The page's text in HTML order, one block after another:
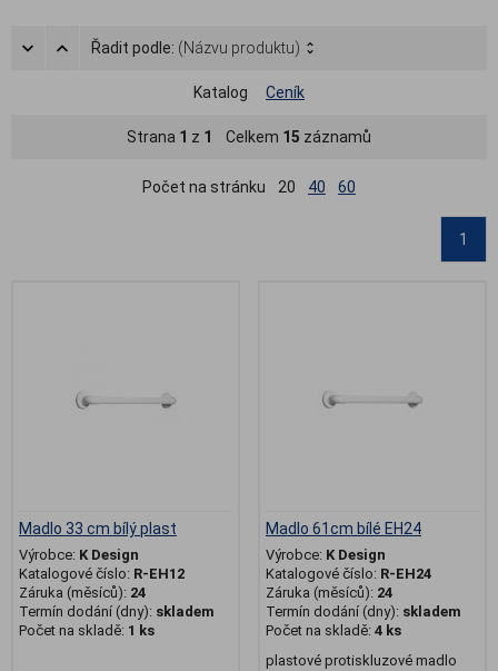
V naší nabídcezdravotních pomůcek do koupelny
jednoduchých plastových madel přes záchytná madla na vanu až
Řadit podle: (Názvu produktu)
Katalog Ceník
Strana 1 z 1 Celkem 15 záznamů
Počet na stránku 20 40 60
1
Madlo 33 cm bílý plast
Výrobce: K Design
Katalogové číslo: R-EH12
Záruka (měsíců): 24
Termín dodání (dny): skladem
Počet na skladě: 1 ks
Madlo 61cm bílé EH24
Výrobce: K Design
Katalogové číslo: R-EH24
Záruka (měsíců): 24
Termín dodání (dny): skladem
Počet na skladě: 4 ks
plastové protiskluzové madlo